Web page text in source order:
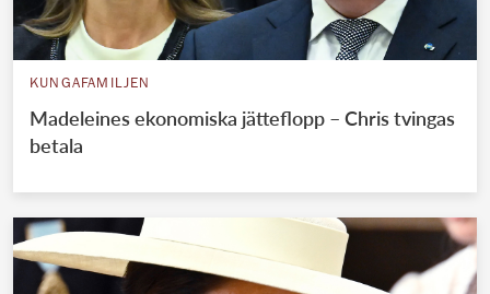
KUNGAFAMILJEN
Madeleines ekonomiska jätteflopp – Chris tvingas
betala